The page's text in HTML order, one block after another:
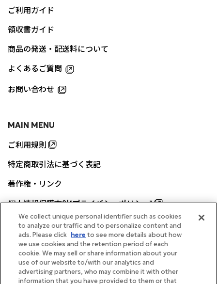
MAIN MENU
ご利用規則
特定商取引法に基づく表記
著作権・リンク
個人情報保護方針[プライバシーポリシー]
ご利用ガイド
領収書ガイド
商品の発送・配送料について
よくあるご質問
お問い合わせ
帝国ホテル公式サイト
We collect unique personal identifier such as cookies
to analyze our traffic and to personalize content and
ads. Please click here to see more details about how
we use cookies and the retention period of each
cookie. We may sell or share information about your
use of our website to/with our analytics and
advertising partners, who may combine it with other
information that you have provided to them or that